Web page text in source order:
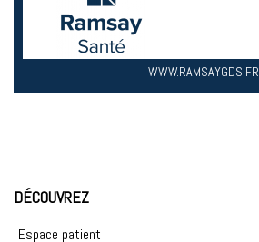
WWW.RAMSAYGDS.FR
DÉCOUVREZ
Espace patient